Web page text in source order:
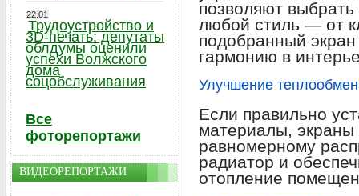
позволяют
любой стиль — от
подобранный
гармонию в
Улучшение
Если правильно
материалы, экраны
равномерному
радиатор и
отопление
22.01
Трудоустройство и
3D-печать: депутаты
облдумы оценили
успехи Волжского
дома
соцобслуживания
Все
фоторепортажи
ВИДЕОРЕПОРТАЖИ